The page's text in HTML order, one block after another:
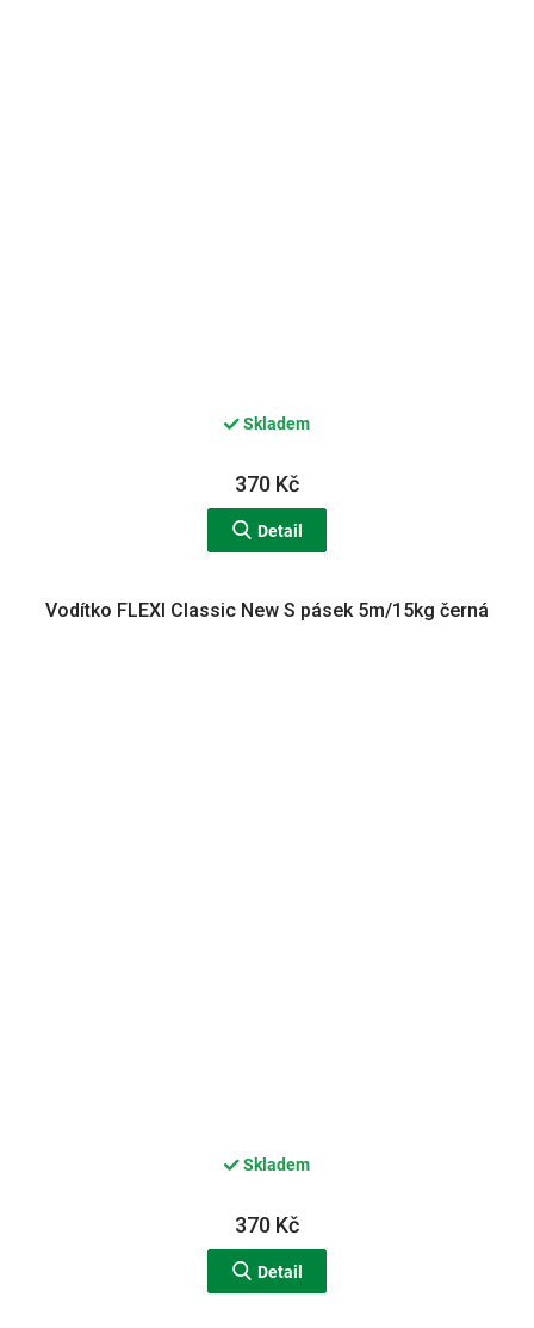
Skladem
370 Kč
Detail
Vodítko FLEXI Classic New S pásek 5m/15kg černá
Skladem
370 Kč
Detail